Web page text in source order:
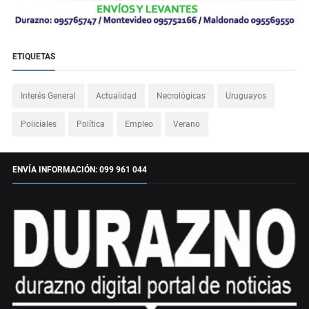
ETIQUETAS
Interés General Actualidad Necrológicas Uruguayos
Policiales Política Empleo Verano
ENVÍA INFORMACIÓN: 099 961 044